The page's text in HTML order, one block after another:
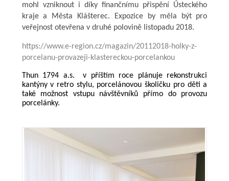
mohl vzniknout i díky finančnímu přispění Ústeckého
kraje a Města Klášterec. Expozice by měla být pro
veřejnost otevřena v druhé polovině listopadu 2018.
https://www.e-region.cz/magazin/20112018-holky-z-
porcelanu-provazeji-klastereckou-porcelankou
Thun 1794 a.s. v příštím roce plánuje rekonstrukci
kantýny v retro stylu, porcelánovou školičku pro děti a
také možnost vstupu návštěvníků přímo do provozu
porcelánky.